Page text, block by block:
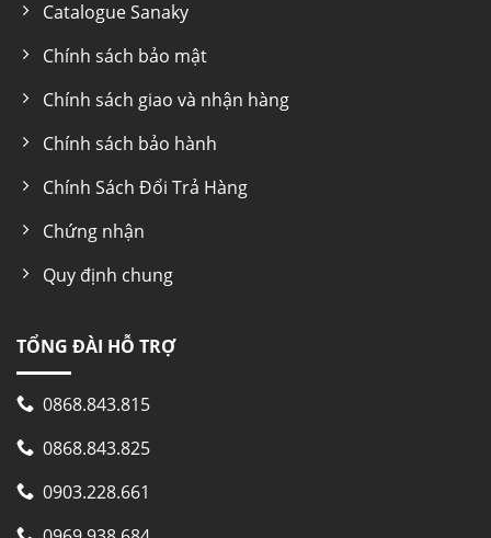
Catalogue Sanaky
Chính sách bảo mật
Chính sách giao và nhận hàng
Chính sách bảo hành
Chính Sách Đổi Trả Hàng
Chứng nhận
Quy định chung
TỔNG ĐÀI HỖ TRỢ
0868.843.815
0868.843.825
0903.228.661